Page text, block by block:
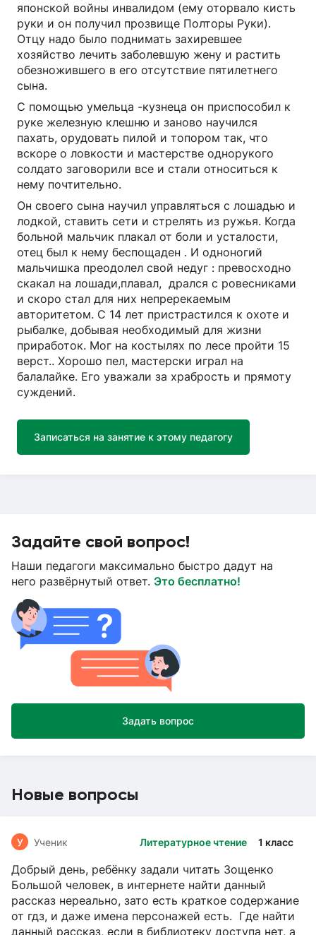
японской войны инвалидом (ему оторвало кисть
руки и он получил прозвище Полторы Руки).
Отцу надо было поднимать захиревшее
хозяйство лечить заболевшую жену и растить
обезножившего в его отсутствие пятилетнего
сына.
С помощью умельца -кузнеца он приспособил к
руке железную клешню и заново научился
пахать, орудовать пилой и топором так, что
вскоре о ловкости и мастерстве однорукого
солдато заговорили все и стали относиться к
нему почтительно.
Он своего сына научил управляться с лошадью и
лодкой, ставить сети и стрелять из ружья. Когда
больной мальчик плакал от боли и усталости,
отец был к нему беспощаден . И одноногий
мальчишка преодолел свой недуг : превосходно
скакал на лошади,плавал, дрался с ровесниками
и скоро стал для них непререкаемым
авторитетом. С 14 лет пристрастился к охоте и
рыбалке, добывая необходимый для жизни
приработок. Мог на костылях по лесе пройти 15
верст.. Хорошо пел, мастерски играл на
балалайке. Его уважали за храбрость и прямоту
суждений.
Записаться на занятие к этому педагогу
Задайте свой вопрос!
Наши педагоги максимально быстро дадут на
него развёрнутый ответ. Это бесплатно!
Задать вопрос
Новые вопросы
Литературное чтение 1 класс
У Ученик
Добрый день, ребёнку задали читать Зощенко
Большой человек, в интернете найти данный
рассказ нереально, зато есть краткое содержание
от гдз, и даже имена персонажей есть. Где найти
данный рассказ, если в библиотеку доступа нет, а